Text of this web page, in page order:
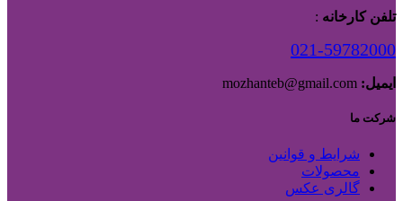
تلفن کارخانه :
021-59782000
ایمیل:
شرکت ما
شرایط و قوانین
محصولات
گالری عکس